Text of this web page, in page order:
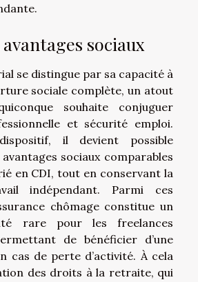
sociaux
se distingue par sa capacité à
sociale complète, un atout
souhaite conjuguer
et sécurité emploi.
il devient possible
avantages sociaux comparables
en CDI, tout en conservant la
indépendant. Parmi ces
chômage constitue un
rare pour les freelances
de bénéficier d’une
cas de perte d’activité. À cela
des droits à la retraite, qui